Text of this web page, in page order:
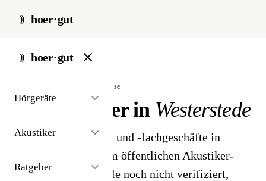
hoer·gut
hoer·gut
Hörgeräte
Akustiker
Ratgeber
start / akustiker / westerstede
// stadt · westerstede · 1 ergebnisse
Hörakustiker in Westerstede
1 Hörgeräteakustiker und -fachgeschäfte in
Westerstede. Aus dem öffentlichen Akustiker-
Bestand 2026 - Profile noch nicht verifiziert,